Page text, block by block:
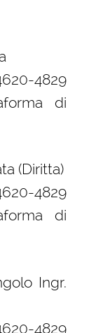
(Diritta)
Ingr.